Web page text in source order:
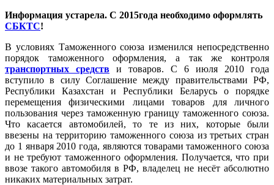
Информация устарела. С 2015года необходимо оформлять
СБКТС!
В условиях Таможенного союза изменился непосредственно
порядок таможенного оформления, а так же контроля
транспортных средств и товаров. С 6 июля 2010 года
вступило в силу Соглашение между правительствами РФ,
Республики Казахстан и Республики Беларусь о порядке
перемещения физическими лицами товаров для личного
пользования через таможенную границу таможенного союза.
Что касается автомобилей, то те из них, которые были
ввезены на территорию таможенного союза из третьих стран
до 1 января 2010 года, являются товарами таможенного союза
и не требуют таможенного оформления. Получается, что при
ввозе такого автомобиля в РФ, владелец не несёт абсолютно
никаких материальных затрат.